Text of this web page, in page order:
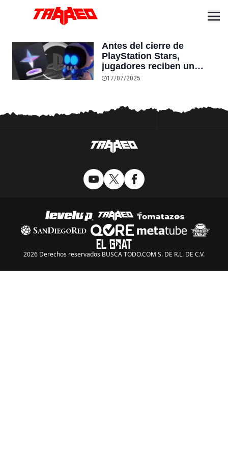
Antes del cierre de
PlayStation Stars,
jugadores reciben un
último regalo gratuito del
17/07/2025
2026 Derechos reservados BUSCA TODO.COM S. DE R.L. DE C.V.